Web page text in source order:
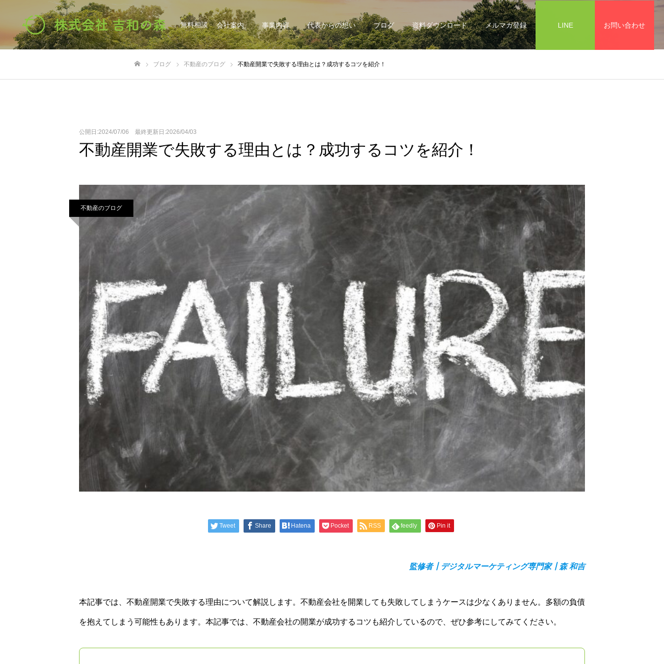
無料相談 会社案内 事業内容 代表からの想い ブログ 資料ダウンロード メルマガ登録 LINE お問い合わせ
ブログ 不動産のブログ 不動産開業で失敗する理由とは？成功するコツを紹介！
公開日:2024/07/06 最終更新日:2026/04/03
不動産開業で失敗する理由とは？成功するコツを紹介！
不動産のブログ
Tweet Share Hatena Pocket RSS feedly Pin it
監修者┃デジタルマーケティング専門家┃森 和吉
本記事では、不動産開業で失敗する理由について解説します。不動産会社を開業しても失敗してしまうケースは少なくありません。多額の負債
を抱えてしまう可能性もあります。本記事では、不動産会社の開業が成功するコツも紹介しているので、ぜひ参考にしてみてください。